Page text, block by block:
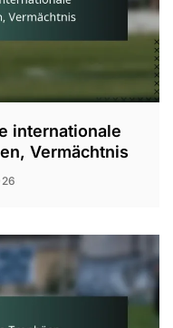
internationale
Vermächtnis